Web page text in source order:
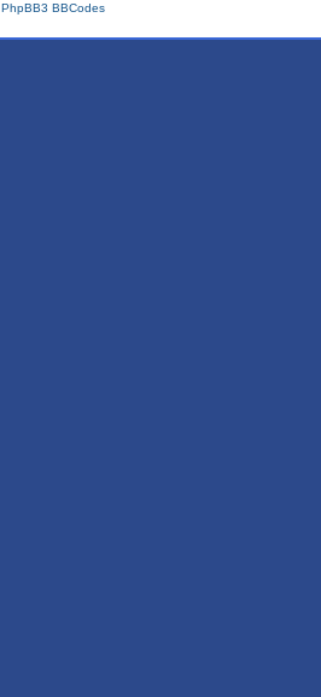
PhpBB3 BBCodes